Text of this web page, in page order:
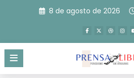
8 de agosto de 2026